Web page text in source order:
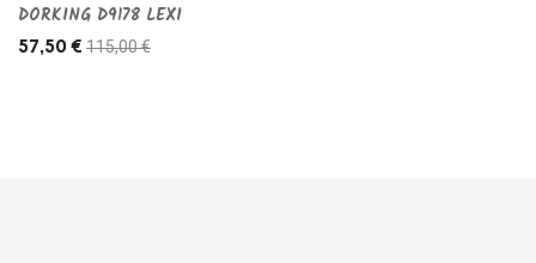
DORKING D9178 LEXI
57,50 € 115,00 €